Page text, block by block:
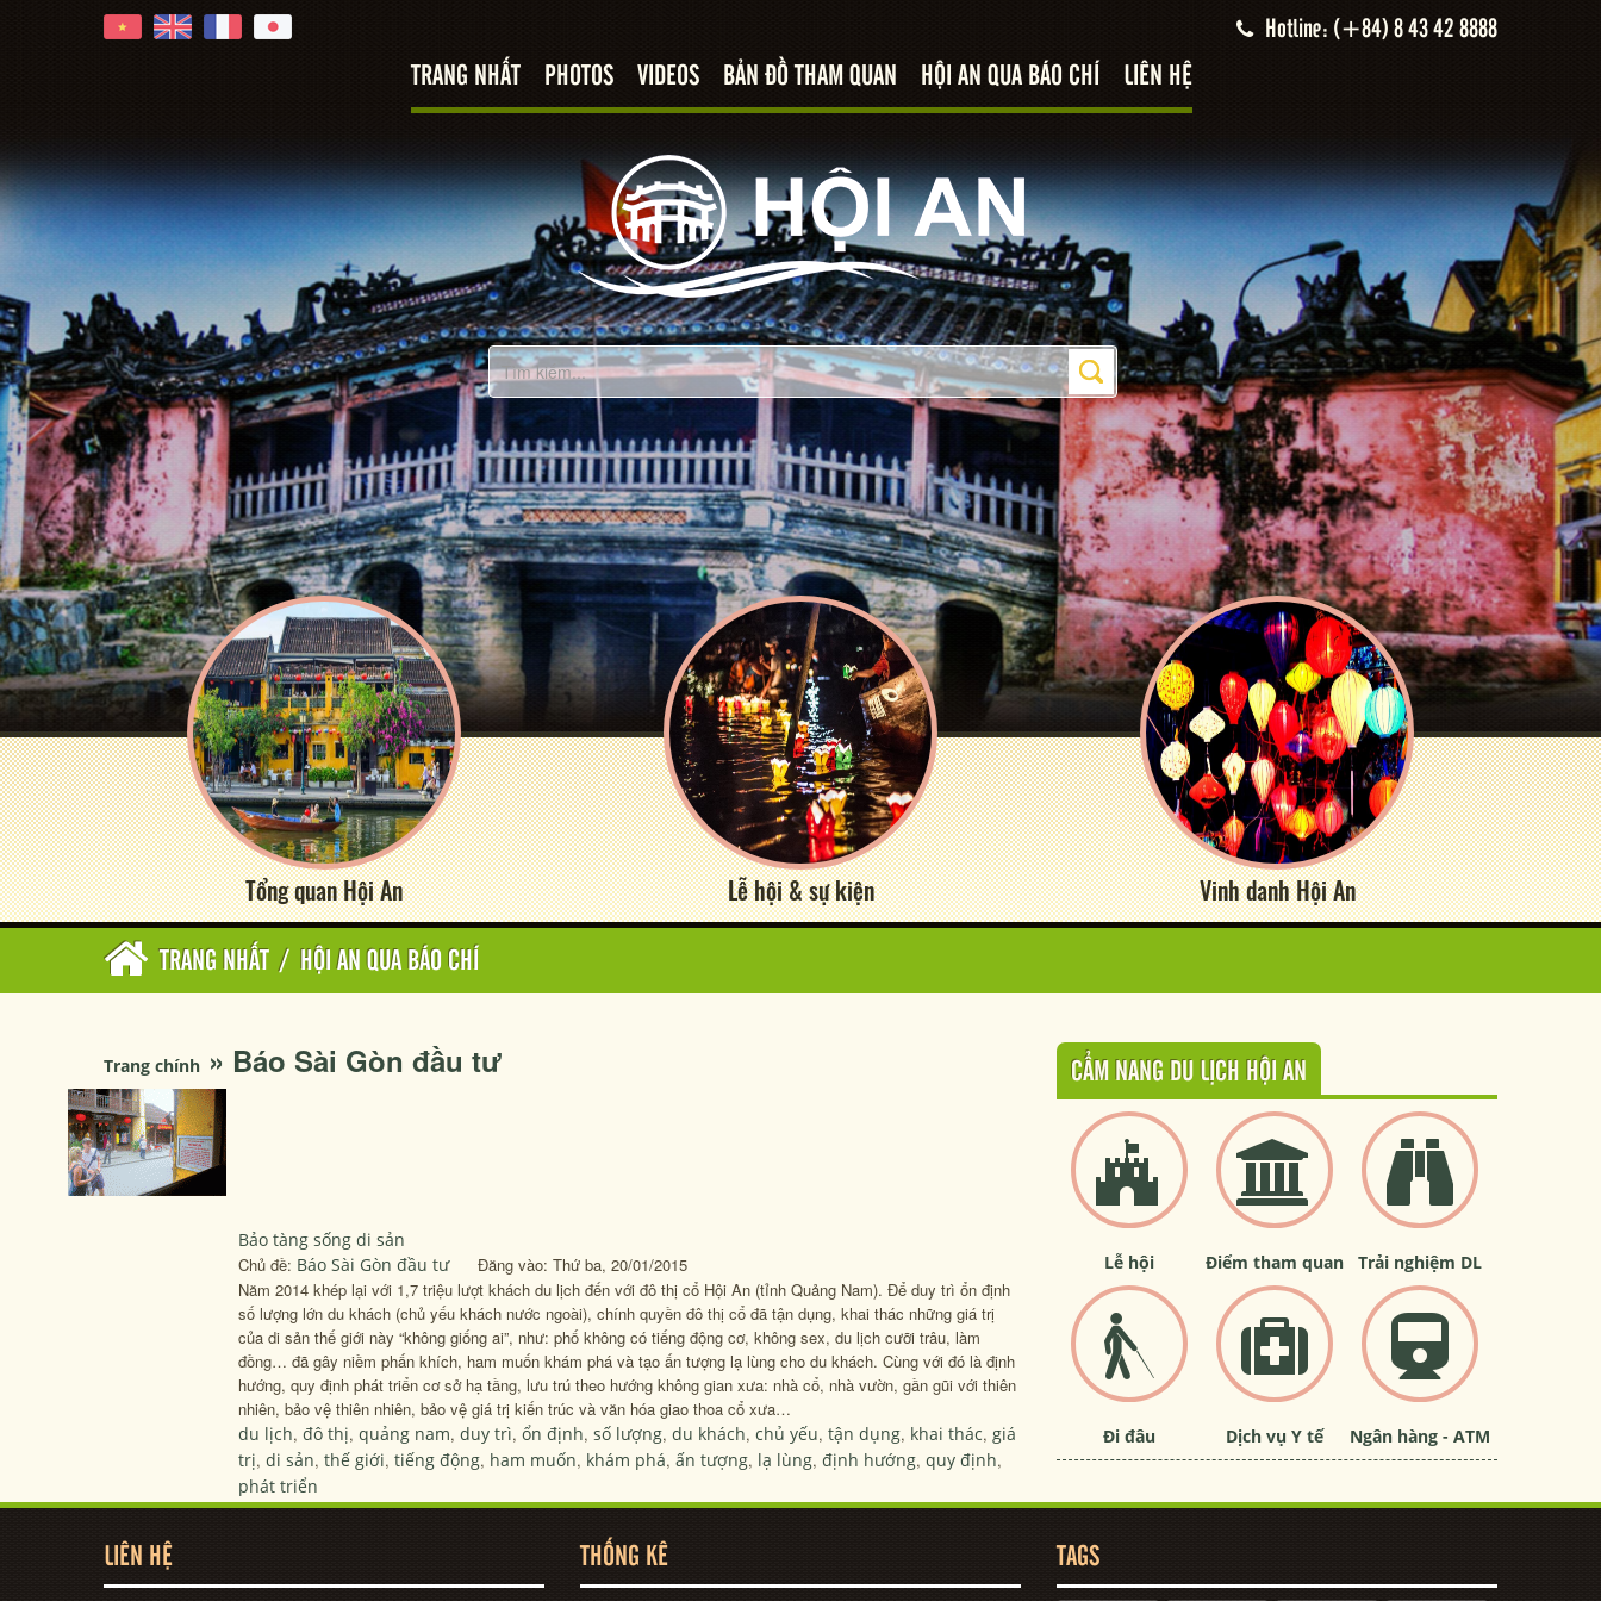
Hotline: (+84) 8 43 42 8888
TRANG NHẤT PHOTOS VIDEOS BẢN ĐỒ THAM QUAN HỘI AN QUA BÁO CHÍ LIÊN HỆ
Tổng quan Hội An Lễ hội & sự kiện Vinh danh Hội An
TRANG NHẤT / HỘI AN QUA BÁO CHÍ
Trang chính » Báo Sài Gòn đầu tư
Bảo tàng sống di sản
Chủ đề: Báo Sài Gòn đầu tưĐăng vào: Thứ ba, 20/01/2015
Năm 2014 khép lại với 1,7 triệu lượt khách du lịch đến với đô thị cổ Hội An (tỉnh Quảng Nam). Để duy trì ổn định
số lượng lớn du khách (chủ yếu khách nước ngoài), chính quyền đô thị cổ đã tận dụng, khai thác những giá trị
của di sản thế giới này “không giống ai”, như: phố không có tiếng động cơ, không sex, du lịch cưỡi trâu, làm
đồng… đã gây niềm phấn khích, ham muốn khám phá và tạo ấn tượng lạ lùng cho du khách. Cùng với đó là định
hướng, quy định phát triển cơ sở hạ tầng, lưu trú theo hướng không gian xưa: nhà cổ, nhà vườn, gần gũi với thiên
nhiên, bảo vệ thiên nhiên, bảo vệ giá trị kiến trúc và văn hóa giao thoa cổ xưa…
du lịch, đô thị, quảng nam, duy trì, ổn định, số lượng, du khách, chủ yếu, tận dụng, khai thác, giá
trị, di sản, thế giới, tiếng động, ham muốn, khám phá, ấn tượng, lạ lùng, định hướng, quy định,
phát triển
CẨM NANG DU LỊCH HỘI AN
Lễ hội Điểm tham quan Trải nghiệm DL
Đi đâu Dịch vụ Y tế Ngân hàng - ATM
LIÊN HỆ THỐNG KÊ TAGS